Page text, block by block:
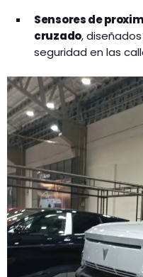
Sensores de
cruzado,
seguridad en las